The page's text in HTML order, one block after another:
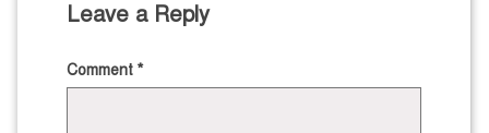
Leave a Reply
Comment *